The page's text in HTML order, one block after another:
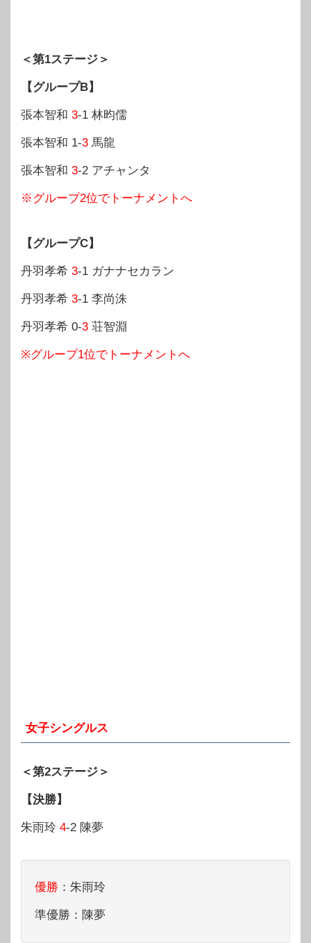
＜第1ステージ＞
【グループB】
張本智和 3-1 林昀儒
張本智和 1-3 馬龍
張本智和 3-2 アチャンタ
※グループ2位でトーナメントへ
【グループC】
丹羽孝希 3-1 ガナナセカラン
丹羽孝希 3-1 李尚洙
丹羽孝希 0-3 荘智淵
※グループ1位でトーナメントへ
女子シングルス
＜第2ステージ＞
【決勝】
朱雨玲 4-2 陳夢
優勝 ：朱雨玲
準優勝：陳夢